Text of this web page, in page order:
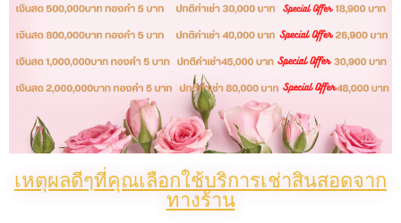
เหตุผลดีๆที่คุณเลือกใช้บริการเช่าสินสอดจาก
ทางร้าน